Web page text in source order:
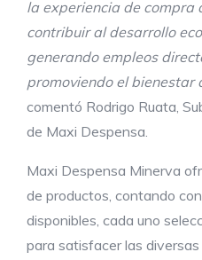
la experiencia de compra
contribuir al desarrollo
generando empleos
promoviendo el bienestar
comentó Rodrigo Ruata,
de Maxi Despensa.
Maxi Despensa Minerva
de productos, contando
disponibles, cada uno
para satisfacer las